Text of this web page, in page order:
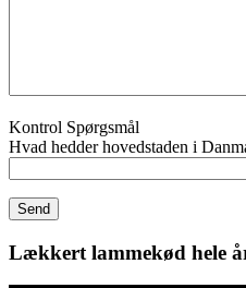
Kontrol Spørgsmål
Hvad hedder hovedstaden i
Lækkert lammekød hele